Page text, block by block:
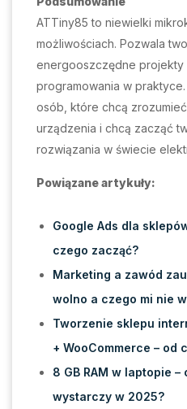
ATTiny85 to niewielki
możliwościach. Pozwala
energooszczędne projekty
programowania w
osób, które chcą
urządzenia i chcą zacząć
rozwiązania w świecie
Powiązane artykuły:
Google Ads dla
czego zacząć?
Marketing a zawód
wolno a czego mi nie
Tworzenie sklepu
+ WooCommerce – od
8 GB RAM w laptopie
wystarczy w 2025?